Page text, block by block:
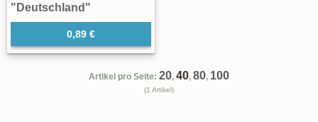
"Deutschland"
0,89 €
Artikel pro Seite: 20, 40, 80, 100
(1 Artikel)